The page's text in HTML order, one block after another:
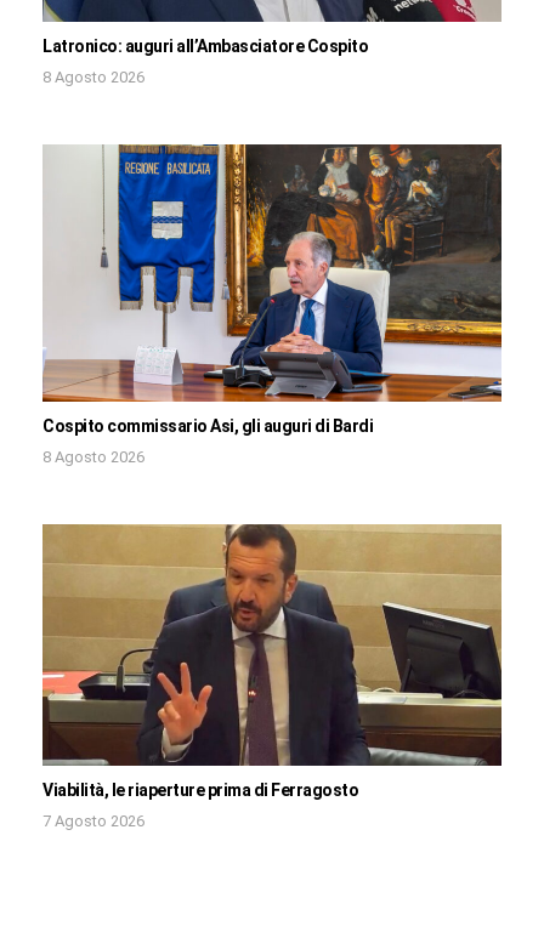
Latronico: auguri all’Ambasciatore Cospito
8 Agosto 2026
Cospito commissario Asi, gli auguri di Bardi
8 Agosto 2026
Viabilità, le riaperture prima di Ferragosto
7 Agosto 2026